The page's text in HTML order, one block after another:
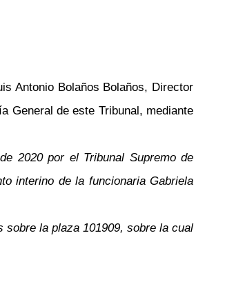
Antonio Bolaños Bolaños, Director
General de este Tribunal, mediante
2020 por el Tribunal Supremo de
interino de la funcionaria Gabriela
la plaza 101909, sobre la cual